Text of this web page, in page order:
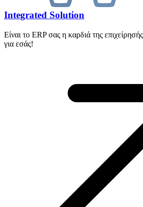
Integrated Solution
Είναι το ERP σας η καρδιά της
για εσάς!